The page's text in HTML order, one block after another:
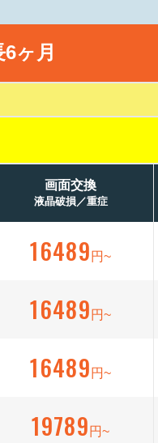
ヶ月
画面交換
液晶破損／重症
16489 円~
16489 円~
16489 円~
19789 円~